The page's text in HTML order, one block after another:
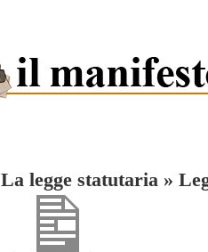
La legge statutaria »